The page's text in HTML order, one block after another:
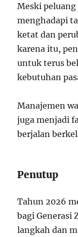
Meski
menghadapi
ketat dan
karena itu,
untuk terus
kebutuhan
Manajemen
juga menjadi
berjalan
Penutup
Tahun 2026
bagi Generasi
langkah dan